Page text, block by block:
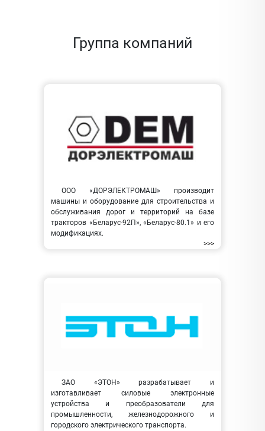
Группа компаний
ООО «ДОРЭЛЕКТРОМАШ» производит
машины и оборудование для строительства и
обслуживания дорог и территорий на базе
тракторов «Беларус-92П», «Беларус-80.1» и его
модификациях.
>>>
ЗАО «ЭТОН» разрабатывает и
изготавливает силовые электронные
устройства и преобразователи для
промышленности, железнодорожного и
городского электрического транспорта.